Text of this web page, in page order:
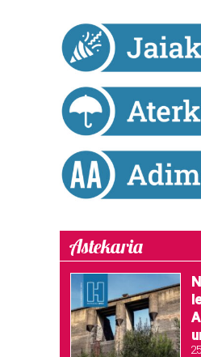
duten interes legitimoa eta
dezakezun ikusteko.
Lortu zure datu pertsonalak
buruzko informazio gehiago eta
datuen atalean. Edozein unetan
Webgune honek cookie
fitxategiak erabiltzen ditu. Zure
baliatzen gara. Ohar hau
erabiltzeko baimen esplizitua
Astekaria